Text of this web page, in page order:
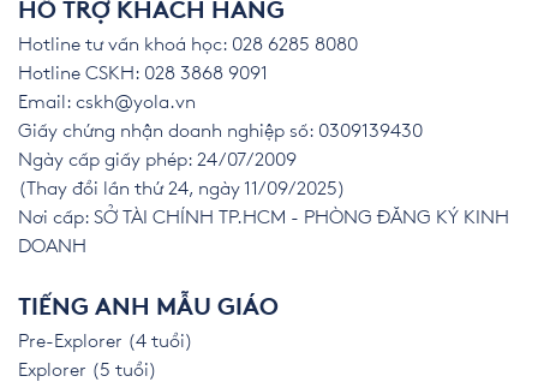
HỖ TRỢ KHÁCH HÀNG
Hotline tư vấn khoá học: 028 6285 8080
Hotline CSKH: 028 3868 9091
Email: cskh@yola.vn
Giấy chứng nhận doanh nghiệp số: 0309139430
Ngày cấp giấy phép: 24/07/2009
(Thay đổi lần thứ 24, ngày 11/09/2025)
Nơi cấp: SỞ TÀI CHÍNH TP.HCM - PHÒNG ĐĂNG KÝ KINH
DOANH
TIẾNG ANH MẪU GIÁO
Pre-Explorer (4 tuổi)
Explorer (5 tuổi)